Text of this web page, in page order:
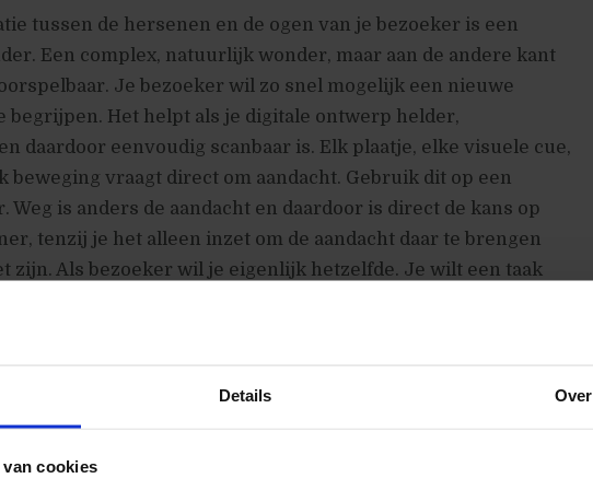
Details Over
cookies
tussen de hersenen en de ogen van je bezoeker is een
Een complex, natuurlijk wonder, maar aan de andere kant
Je bezoeker wil zo snel mogelijk een nieuwe
begrijpen. Het helpt als je digitale ontwerp helder,
daardoor eenvoudig scanbaar is. Elk plaatje, elke visuele cue,
beweging vraagt direct om aandacht. Gebruik dit op een
Weg is anders de aandacht en daardoor is direct de kans op
tenzij je het alleen inzet om de aandacht daar te brengen
zijn. Als bezoeker wil je eigenlijk hetzelfde. Je wilt een taak
een dienst of product waar normaliter geld voor wordt